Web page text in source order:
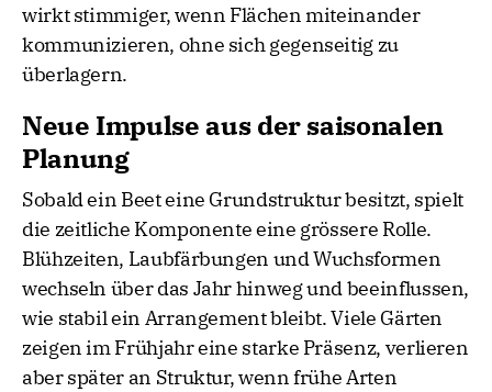
wirkt stimmiger, wenn Flächen miteinander
kommunizieren, ohne sich gegenseitig zu
überlagern.
Neue Impulse aus der saisonalen
Planung
Sobald ein Beet eine Grundstruktur besitzt, spielt
die zeitliche Komponente eine grössere Rolle.
Blühzeiten, Laubfärbungen und Wuchsformen
wechseln über das Jahr hinweg und beeinflussen,
wie stabil ein Arrangement bleibt. Viele Gärten
zeigen im Frühjahr eine starke Präsenz, verlieren
aber später an Struktur, wenn frühe Arten